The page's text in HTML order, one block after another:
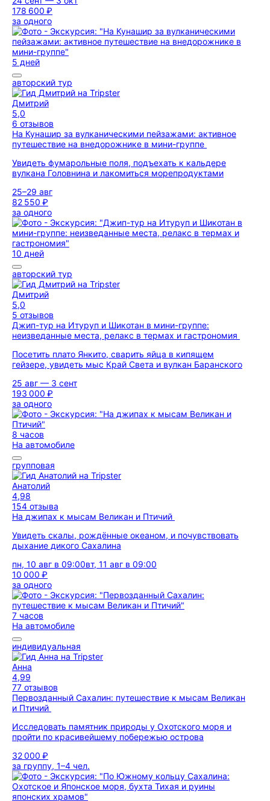
178 600 ₽
за одного
5 дней
авторский тур
Дмитрий
5,0
6 отзывов
На Кунашир за вулканическими пейзажами: активное
путешествие на внедорожнике в мини-группе
Увидеть фумарольные поля, подъехать к кальдере
вулкана Головнина и лакомиться морепродуктами
25–29 авг
82 550 ₽
за одного
10 дней
авторский тур
Дмитрий
5,0
5 отзывов
Джип-тур на Итуруп и Шикотан в мини-группе:
неизведанные места, релакс в термах и гастрономия
Посетить плато Янкито, сварить яйца в кипящем
гейзере, увидеть мыс Край Света и вулкан Баранского
25 авг — 3 сент
193 000 ₽
за одного
8 часов
На автомобиле
групповая
Анатолий
4,98
154 отзыва
На джипах к мысам Великан и Птичий
Увидеть скалы, рождённые океаном, и почувствовать
дыхание дикого Сахалина
пн, 10 авг в 09:00вт, 11 авг в 09:00
10 000 ₽
за одного
7 часов
На автомобиле
индивидуальная
Анна
4,99
77 отзывов
Первозданный Сахалин: путешествие к мысам Великан
и Птичий
Исследовать памятник природы у Охотского моря и
пройти по красивейшему побережью острова
32 000 ₽
за группу, 1–4 чел.